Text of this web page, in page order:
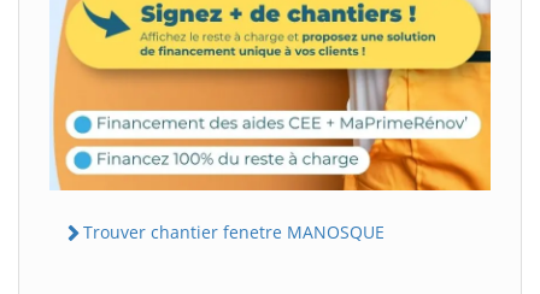
Trouver chantier fenetre MANOSQUE